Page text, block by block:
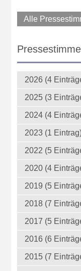
Alle
2026 (4
2025 (3
2024 (4
2023 (1
2022 (5
2020 (4
2019 (5
2018 (7
2017 (5
2016 (6
2015 (7